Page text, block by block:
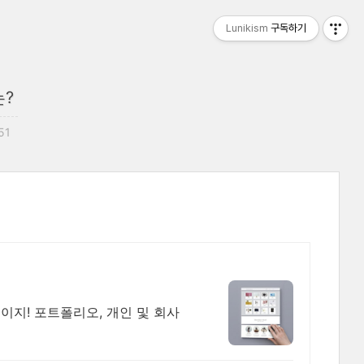
?
지! 포트폴리오, 개인 및 회사
Lunikism 구독하기